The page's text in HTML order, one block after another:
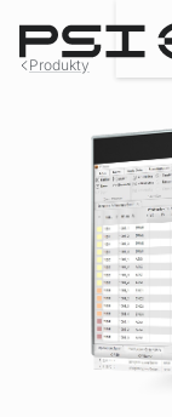
Produkty